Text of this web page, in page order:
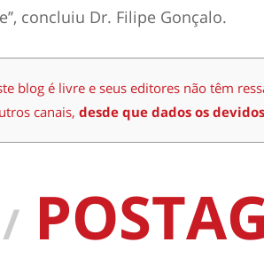
concluiu Dr. Filipe Gonçalo.
blog é livre e seus editores não têm
canais, desde que dados os